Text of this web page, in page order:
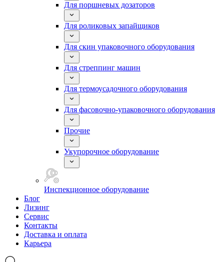
Для поршневых дозаторов
Для роликовых запайщиков
Для скин упаковочного оборудования
Для стреппинг машин
Для термоусадочного оборудования
Для фасовочно-упаковочного оборудования
Прочие
Укупорочное оборудование
Инспекционное оборудование
Блог
Лизинг
Сервис
Контакты
Доставка и оплата
Карьера